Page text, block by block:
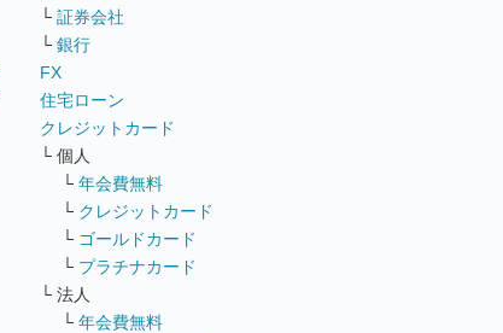
└ 証券会社
└ 銀行
FX
住宅ローン
クレジットカード
└ 個人
└ 年会費無料
└ クレジットカード
└ ゴールドカード
└ プラチナカード
└ 法人
└ 年会費無料